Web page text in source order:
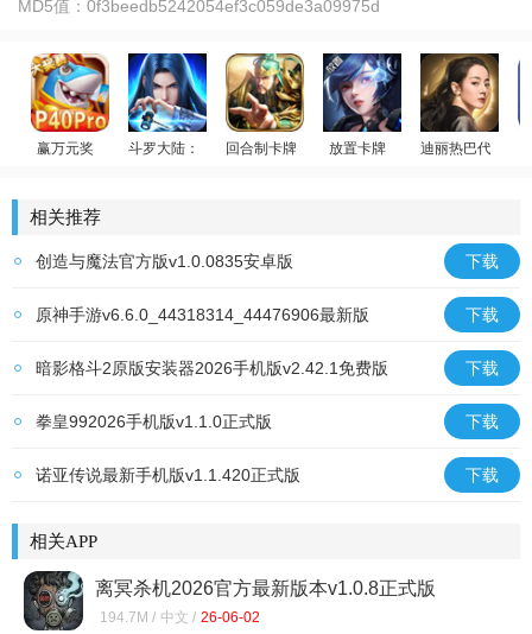
MD5值： 0f3beedb5242054ef3c059de3a09975d
赢万元奖
斗罗大陆：武魂觉醒回合制卡牌
放置卡牌
迪丽热巴代言
相关推荐
创造与魔法官方版v1.0.0835安卓版 下载
原神手游v6.6.0_44318314_44476906最新版 下载
暗影格斗2原版安装器2026手机版v2.42.1免费版 下载
拳皇992026手机版v1.1.0正式版 下载
诺亚传说最新手机版v1.1.420正式版 下载
相关APP
离冥杀机2026官方最新版本v1.0.8正式版
194.7M / 中文 / 26-06-02